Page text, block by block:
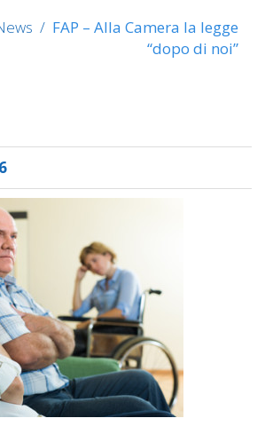
/ FAP – Alla Camera la legge
“dopo di noi”